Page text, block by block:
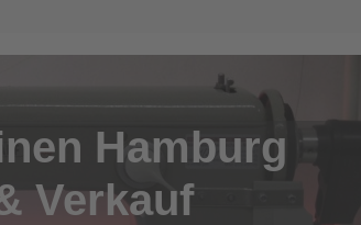
Hamburg
Verkauf